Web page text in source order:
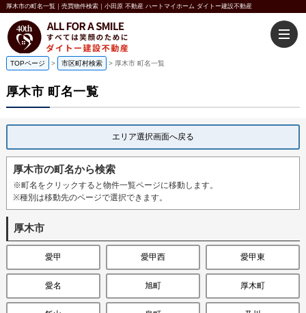
厚木市の町名一覧｜売買物件検索｜小田原 不動産 ハートマイホーム ダイトー建設不動産
TOPページ > 市区町村検索 > 厚木市 町名一覧
厚木市 町名一覧
エリア選択画面へ戻る
厚木市の町名から検索
※町名をクリックすると物件一覧ページに移動します。
※種別は移動先のページで選択できます。
厚木市
愛甲 愛甲西 愛甲東
愛名 旭町 厚木町